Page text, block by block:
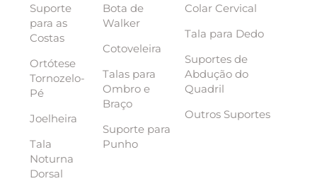
Suporte
para as
Costas
Ortótese
Tornozelo-
Pé
Joelheira
Tala
Noturna
Dorsal
Bota de
Walker
Cotoveleira
Talas para
Ombro e
Braço
Suporte para
Punho
Colar Cervical
Tala para Dedo
Suportes de
Abdução do
Quadril
Outros Suportes